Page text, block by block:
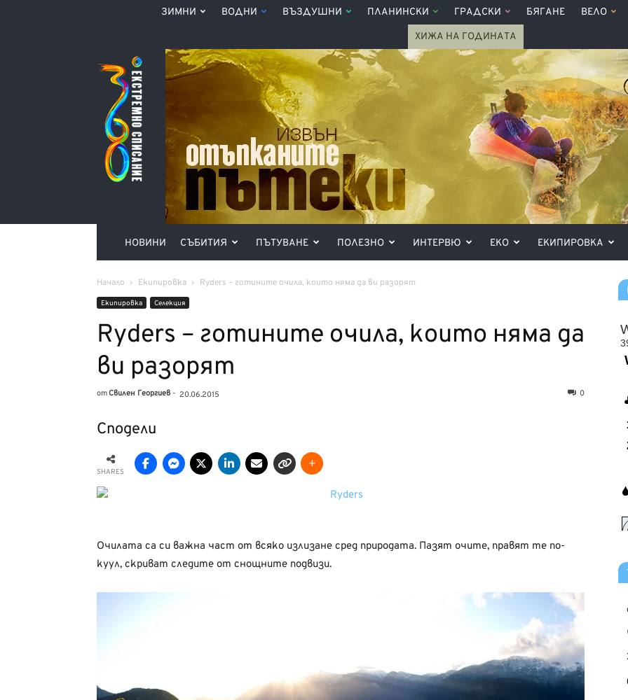
ЗИМНИ ВОДНИ ВЪЗДУШНИ ПЛАНИНСКИ ГРАДСКИ БЯГАНЕ ВЕЛО
ХИЖА НА ГОДИНАТА
Списание
360°
НОВИНИ СЪБИТИЯ ПЪТУВАНЕ ПОЛЕЗНО ИНТЕРВЮ ЕКО ЕКИПИРОВКА
Начало Екипировка Ryders – готините oчила, които няма да ви разорят
Екипировка Селекция
Ryders – готините oчила, които няма да
ви разорят
отСвилен Георгиев - 20.06.2015 0
Сподели
SHARES
Очилата са си важна част от всяко излизане сред природата. Пазят очите, правят те по-
куул, скриват следите от снощните подвизи.